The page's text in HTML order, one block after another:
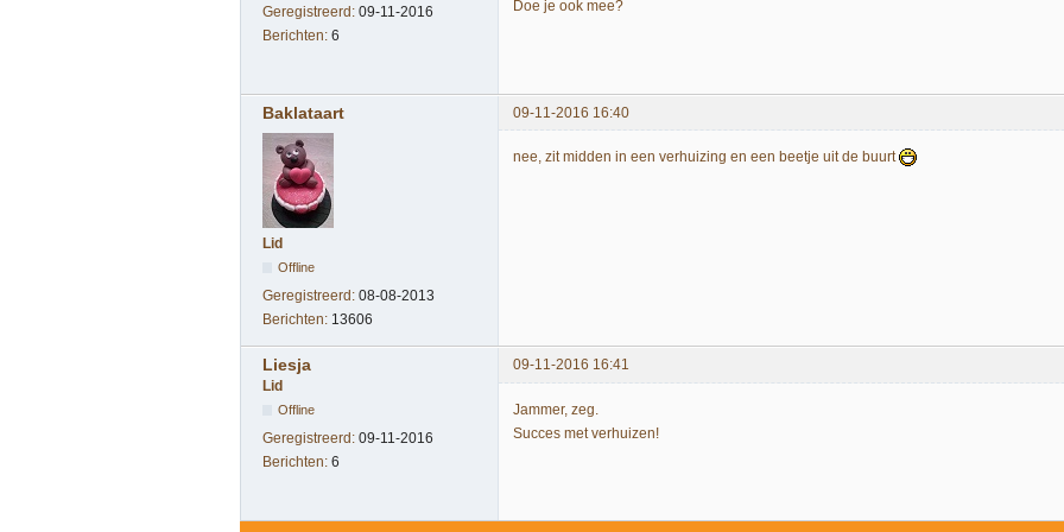
Geregistreerd: 09-11-2016
Berichten: 6
Doe je ook mee?
Baklataart 09-11-2016 16:40
Lid
Offline
Geregistreerd: 08-08-2013
Berichten: 13606
nee, zit midden in een verhuizing en een beetje uit de buurt
Liesja
09-11-2016 16:41
Lid
Offline
Geregistreerd: 09-11-2016
Berichten: 6
Jammer, zeg.
Succes met verhuizen!